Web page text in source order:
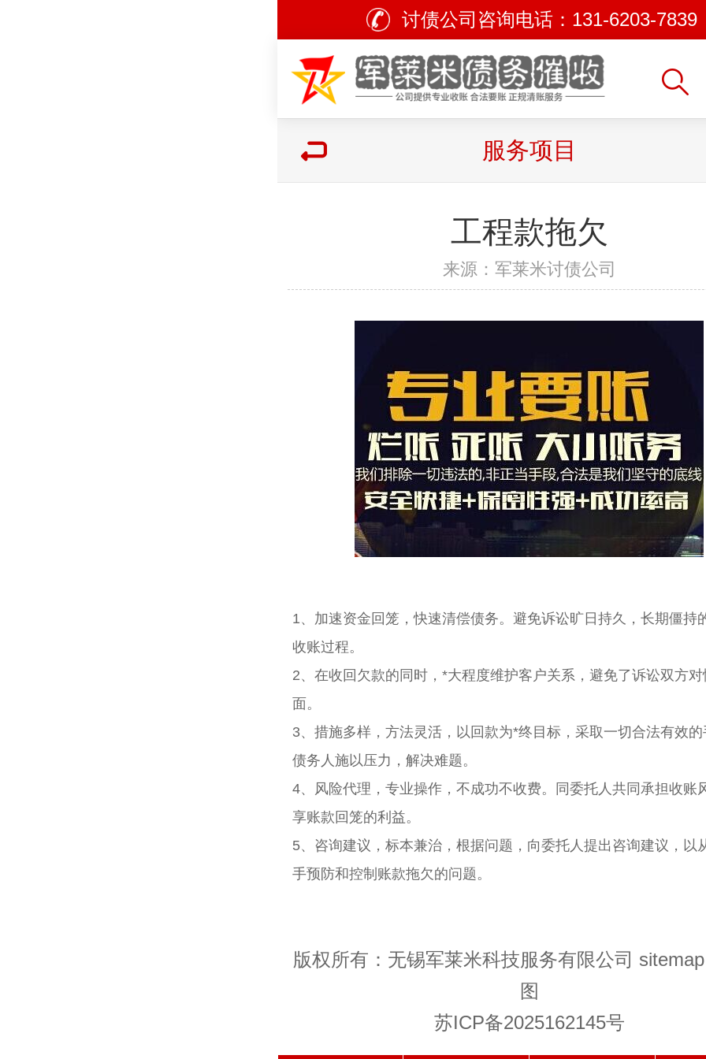
讨债公司咨询电话： 131-6203-7839
服务项目
工程款拖欠
来源：军莱米讨债公司
1、加速资金回笼，快速清偿债务。避免诉讼旷日持久，长期僵持
收账过程。
2、在收回欠款的同时，*大程度维护客户关系，避免了诉讼双方对
面。
3、措施多样，方法灵活，以回款为*终目标，采取一切合法有效
债务人施以压力，解决难题。
4、风险代理，专业操作，不成功不收费。同委托人共同承担收账
享账款回笼的利益。
5、咨询建议，标本兼治，根据问题，向委托人提出咨询建议，以
手预防和控制账款拖欠的问题。
版权所有：无锡军莱米科技服务有限公司 sitemap
图
苏ICP备2025162145号